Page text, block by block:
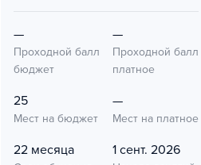
—
Проходной балл
бюджет
—
Проходной балл
платное
25
Мест на бюджет
—
Мест на платное
22 месяца 1 сент. 2026